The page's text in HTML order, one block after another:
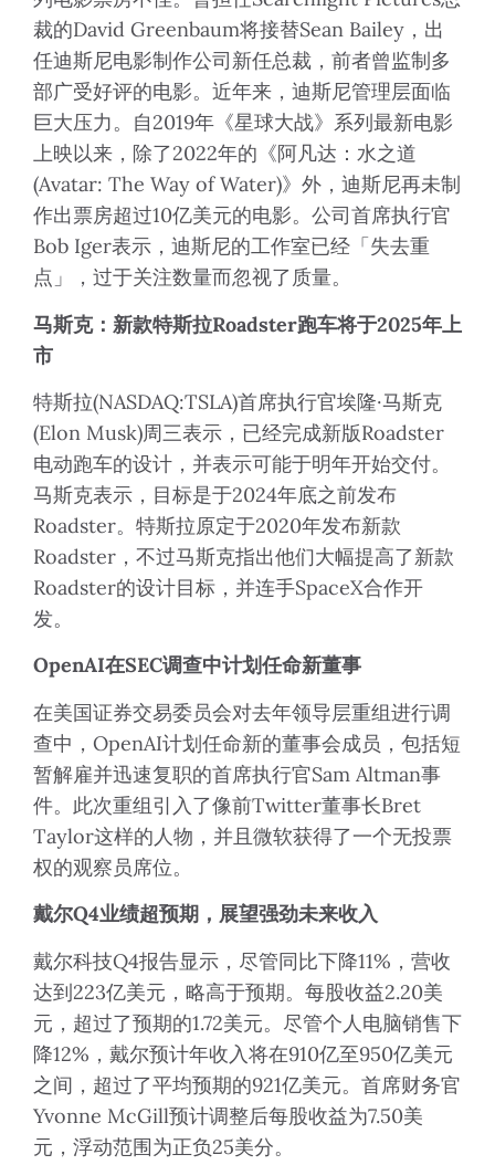
裁的David Greenbaum将接替Sean Bailey，出
任迪斯尼电影制作公司新任总裁，前者曾监制多
部广受好评的电影。近年来，迪斯尼管理层面临
巨大压力。自2019年《星球大战》系列最新电影
上映以来，除了2022年的《阿凡达：水之道
(Avatar: The Way of Water)》外，迪斯尼再未制
作出票房超过10亿美元的电影。公司首席执行官
Bob Iger表示，迪斯尼的工作室已经「失去重
点」，过于关注数量而忽视了质量。
马斯克：新款特斯拉Roadster跑车将于2025年上
市
特斯拉(NASDAQ:TSLA)首席执行官埃隆·马斯克
(Elon Musk)周三表示，已经完成新版Roadster
电动跑车的设计，并表示可能于明年开始交付。
马斯克表示，目标是于2024年底之前发布
Roadster。特斯拉原定于2020年发布新款
Roadster，不过马斯克指出他们大幅提高了新款
Roadster的设计目标，并连手SpaceX合作开
发。
OpenAI在SEC调查中计划任命新董事
在美国证券交易委员会对去年领导层重组进行调
查中，OpenAI计划任命新的董事会成员，包括短
暂解雇并迅速复职的首席执行官Sam Altman事
件。此次重组引入了像前Twitter董事长Bret
Taylor这样的人物，并且微软获得了一个无投票
权的观察员席位。
戴尔Q4业绩超预期，展望强劲未来收入
戴尔科技Q4报告显示，尽管同比下降11%，营收
达到223亿美元，略高于预期。每股收益2.20美
元，超过了预期的1.72美元。尽管个人电脑销售下
降12%，戴尔预计年收入将在910亿至950亿美元
之间，超过了平均预期的921亿美元。首席财务官
Yvonne McGill预计调整后每股收益为7.50美
元，浮动范围为正负25美分。